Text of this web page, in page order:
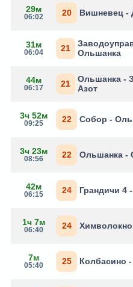
29м
06:02 20 Вишневец -
31м
06:04 21
Ольшанка
44м
06:17 21
Ольшанка -
Азот
3ч 52м
09:25 22 Собор -
3ч 23м
08:56 22 Ольшанка -
42м
06:15 24 Грандичи 4
1ч 7м
06:40 24
7м
05:40 25 Колбасино